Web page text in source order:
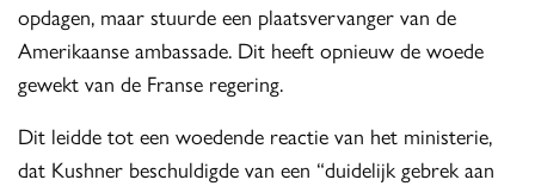
opdagen, maar stuurde een plaatsvervanger van de
Amerikaanse ambassade. Dit heeft opnieuw de woede
gewekt van de Franse regering.
Dit leidde tot een woedende reactie van het ministerie,
dat Kushner beschuldigde van een “duidelijk gebrek aan